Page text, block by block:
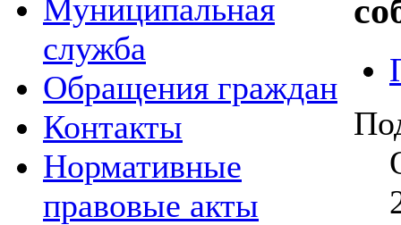
Муниципальная
служба
Обращения граждан
Контакты
Нормативные
правовые акты